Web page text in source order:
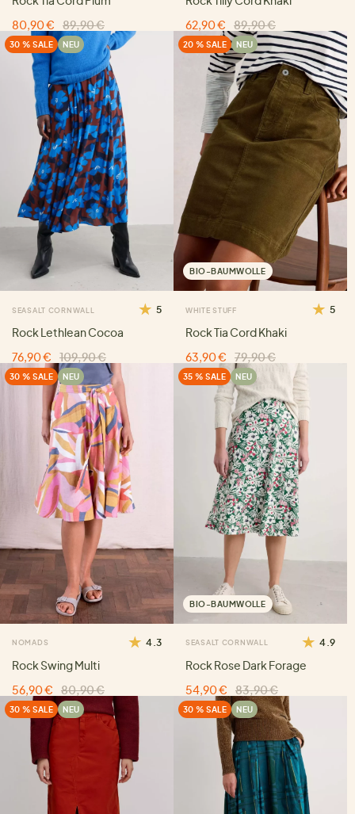
80,90 €
89,90 €
62,90 €
89,90 €
30 % SALE NEU
SEASALT CORNWALL 5
Rock Lethlean Cocoa
76,90 €
109,90 €
20 % SALE NEU
BIO-BAUMWOLLE
WHITE STUFF 5
Rock Tia Cord Khaki
63,90 €
79,90 €
30 % SALE NEU
NOMADS 4.3
Rock Swing Multi
56,90 €
80,90 €
35 % SALE NEU
BIO-BAUMWOLLE
SEASALT CORNWALL 4.9
Rock Rose Dark Forage
54,90 €
83,90 €
30 % SALE NEU 30 % SALE NEU